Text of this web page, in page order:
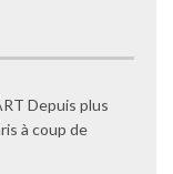
Depuis plus
à coup de